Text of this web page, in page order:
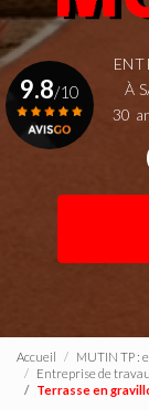
À
30
9.8/10
Accueil
MUTIN TP :
Entreprise de
Terrasse en